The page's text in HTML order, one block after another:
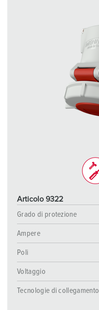
Articolo 9322
Grado di protezione
Ampere
Poli
Voltaggio
Tecnologie di collegamento